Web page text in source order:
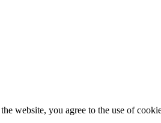
website, you agree to the use of